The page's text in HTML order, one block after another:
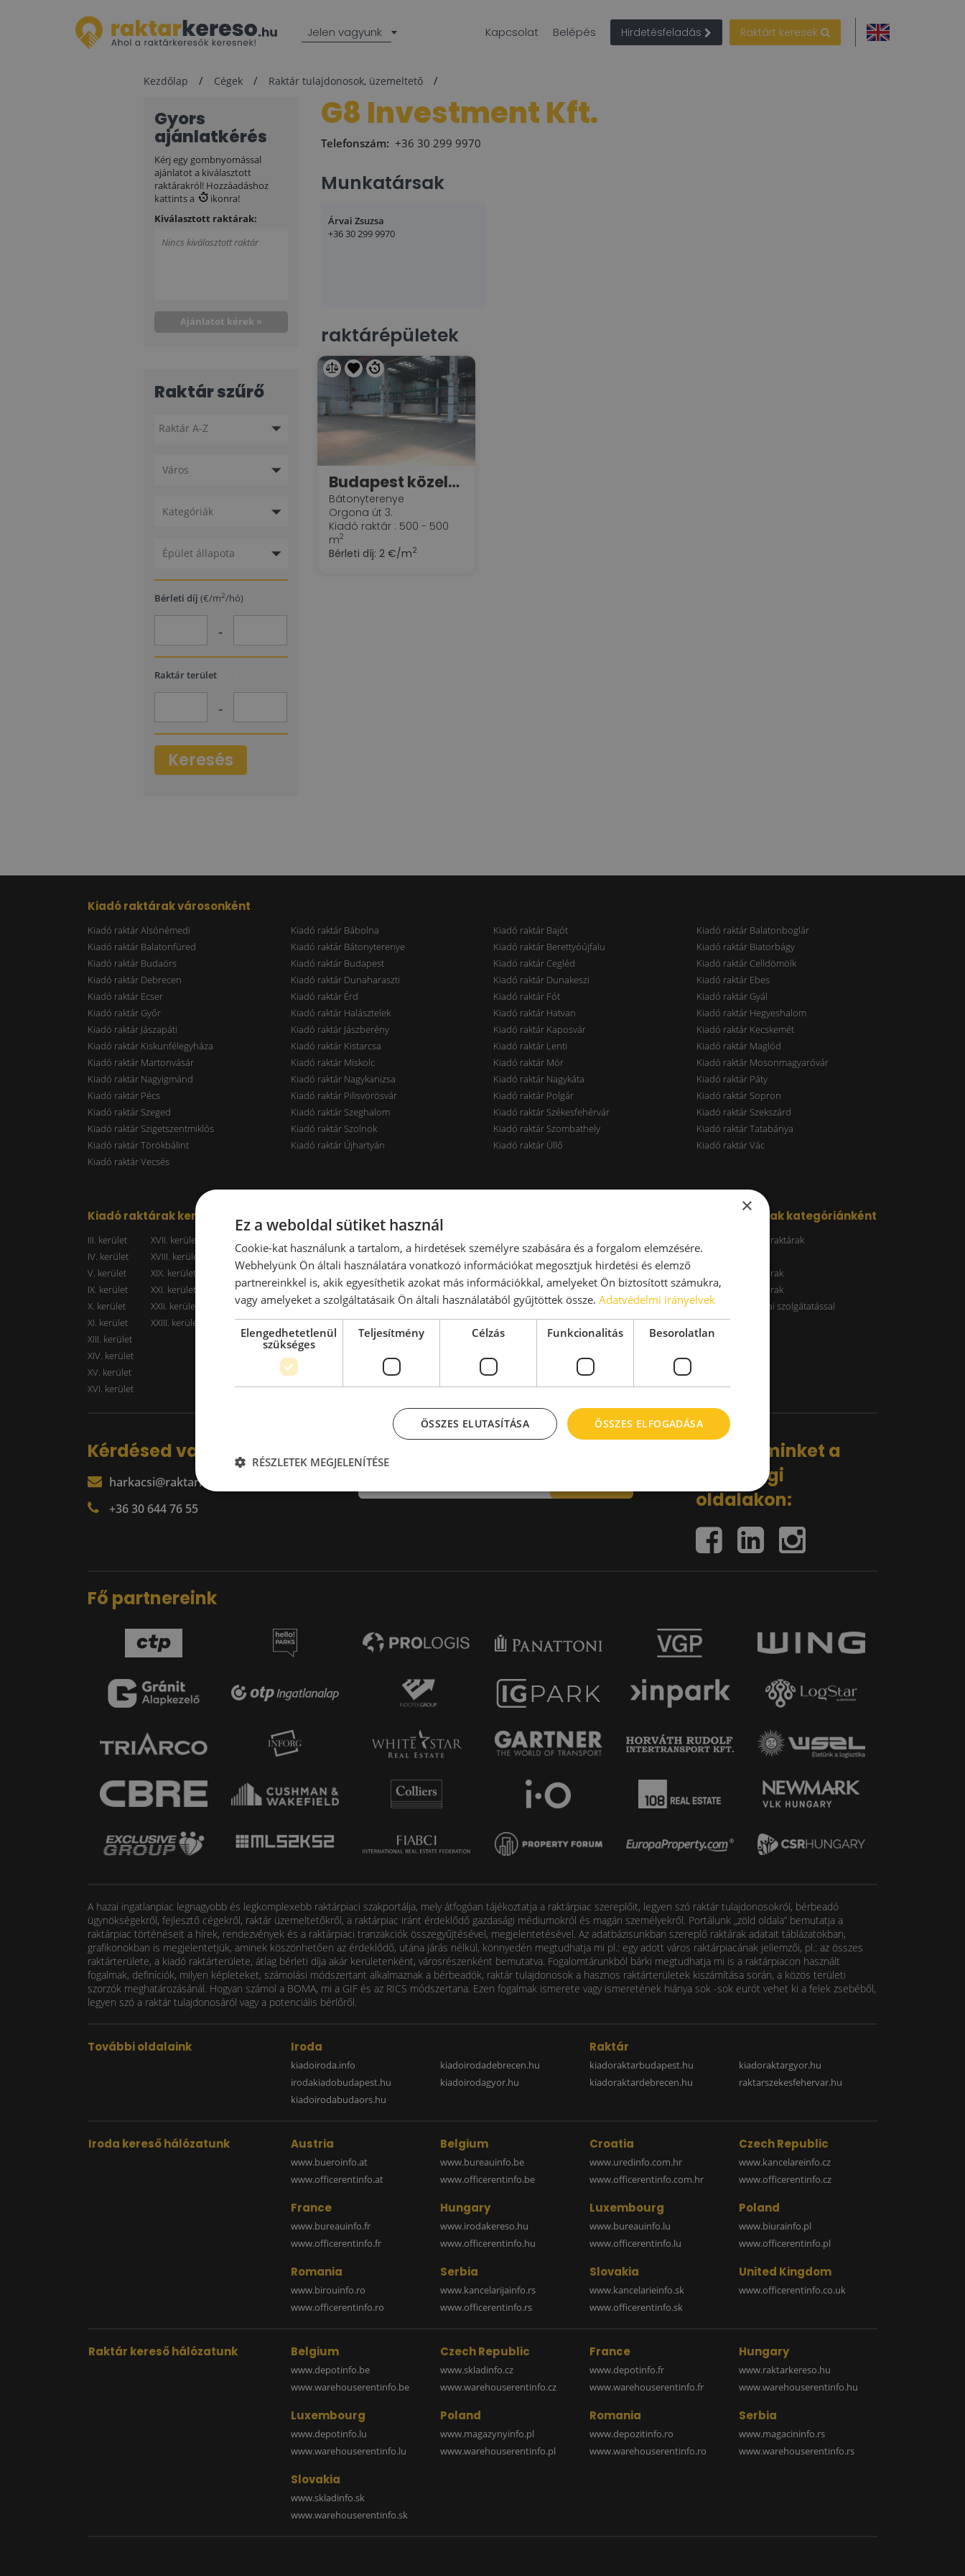
Jelen vagyunk Kapcsolat Belépés Hirdetésfeladás Raktárt keresek
Kezdőlap Cégek Raktár tulajdonosok, üzemeltető
Gyors
ajánlatkérés
Kérj egy gombnyomással
ajánlatot a kiválasztott
raktárakról! Hozzáadáshoz
kattints a
ikonra!
Kiválasztott raktárak:
Nincs kiválasztott raktár
Ajánlatot kérek »
Raktár szűrő
Város
Kategóriák
Épület állapota
Bérleti díj (€/m2/hó)
-
Raktár terület
-
Keresés
G8 Investment Kft.
Telefonszám: +36 30 299 9970
Munkatársak
Árvai Zsuzsa
+36 30 299 9970
raktárépületek
Budapest közelében, ipari területen olcsó raktár kiadó
Bátonyterenye
Orgona út 3.
Kiadó raktár : 500 - 500
m2
Bérleti díj: 2 €/m2
Kiadó raktárak városonként
Kiadó raktár Alsónémedi Kiadó raktár Bábolna Kiadó raktár Bajót
Kiadó raktár Balatonboglár
Kiadó raktár Balatonfüred
Kiadó raktár Bátonyterenye Kiadó raktár Berettyóújfalu
Kiadó raktár Biatorbágy
Kiadó raktár Budaörs
Kiadó raktár Budapest Kiadó raktár Cegléd
Kiadó raktár Celldömölk
Kiadó raktár Debrecen
Kiadó raktár Dunaharaszti Kiadó raktár Dunakeszi
Kiadó raktár Ebes
Kiadó raktár Ecser
Kiadó raktár Érd Kiadó raktár Fót
Kiadó raktár Gyál
Kiadó raktár Győr
Kiadó raktár Halásztelek Kiadó raktár Hatvan
Kiadó raktár Hegyeshalom
Kiadó raktár Jászapáti
Kiadó raktár Jászberény Kiadó raktár Kaposvár
Kiadó raktár Kecskemét
Kiadó raktár Kiskunfélegyháza
Kiadó raktár Kistarcsa Kiadó raktár Lenti
Kiadó raktár Maglód
Kiadó raktár Martonvásár
Kiadó raktár Miskolc Kiadó raktár Mór
Kiadó raktár Mosonmagyaróvár
Kiadó raktár Nagyigmánd
Kiadó raktár Nagykanizsa Kiadó raktár Nagykáta
Kiadó raktár Páty
Kiadó raktár Pécs
Kiadó raktár Pilisvörösvár Kiadó raktár Polgár
Kiadó raktár Sopron
Kiadó raktár Szeged
Kiadó raktár Szeghalom Kiadó raktár Székesfehérvár
Kiadó raktár Szekszárd
Kiadó raktár Szigetszentmiklós
Kiadó raktár Szolnok Kiadó raktár Szombathely
Kiadó raktár Tatabánya
Kiadó raktár Törökbálint
Kiadó raktár Újhartyán Kiadó raktár Üllő
Kiadó raktár Vác
Kiadó raktár Vecsés
Kiadó raktárak kerületenként
III. kerület
IV. kerület
V. kerület
IX. kerület
X. kerület
XI. kerület
XIII. kerület
XIV. kerület
XV. kerület
XVI. kerület
XVII. kerület
XVIII. kerület
XIX. kerület
XXI. kerület
XXII. kerület
XXIII. kerület
Raktárak ár szerint
Kiadó raktár 7-10 EUR
Kiadó raktár 10-14 EUR
Kiadó raktár > 14 EUR
Kiadó raktár 100-300 m2
Kiadó raktár 300-600 m2
Kiadó raktár 600-1000 m2
Kiadó raktár 1000-2000 m2
Kiadó raktár > 2000 m2
Kiadó raktárak kategóriánként
Energiatakarékos raktárak
ESG raktár
A kategóriás raktárak
B kategóriás raktárak
Raktárak logisztikai szolgátatással
Kérdésed van?
harkacsi@raktarkereso.hu
+36 30 644 76 55
Hírlevél
Kövess minket a
közösségi
oldalakon:
Fő partnereink
A hazai ingatlanpiac legnagyobb és legkomplexebb raktárpiaci szakportálja, mely átfogóan tájékoztatja a raktárpiac szereplőit, legyen szó raktár tulajdonosokról, bérbeadó
ügynökségekről, fejlesztő cégekről, raktár üzemeltetőkről, a raktárpiac iránt érdeklődő gazdasági médiumokról és magán személyekről. Portálunk „zöld oldala” bemutatja a
raktárpiac történéseit a hírek, rendezvények és a raktárpiaci tranzakciók összegyűjtésével, megjelentetésével. Az adatbázisunkban szereplő raktárak adatait táblázatokban,
grafikonokban is megjelentetjük, aminek köszönhetően az érdeklődő, utána járás nélkül, könnyedén megtudhatja mi pl.: egy adott város raktárpiacának jellemzői, pl.: az összes
raktárterülete, a kiadó raktárterülete, átlag bérleti díja akár kerületenként, városrészenként bemutatva. Fogalomtárunkból bárki megtudhatja mi is a raktárpiacon használt
fogalmak, definíciók, milyen képleteket, számolási módszertant alkalmaznak a bérbeadók, raktár tulajdonosok a hasznos raktárterületek kiszámítása során, a közös területi
szorzók meghatározásánál. Hogyan számol a BOMA, mi a GIF és az RICS módszertana. Ezen fogalmak ismerete vagy ismeretének hiánya sok -sok eurót vehet ki a felek zsebéből,
legyen szó a raktár tulajdonosáról vagy a potenciális bérlőről.
További oldalaink Iroda
kiadoiroda.info
irodakiadobudapest.hu
kiadoirodabudaors.hu
kiadoirodadebrecen.hu
kiadoirodagyor.hu
Raktár
kiadoraktarbudapest.hu
kiadoraktardebrecen.hu
kiadoraktargyor.hu
raktarszekesfehervar.hu
Iroda kereső hálózatunk Austria
www.bueroinfo.at
www.officerentinfo.at
Belgium
www.bureauinfo.be
www.officerentinfo.be
Croatia
www.uredinfo.com.hr
www.officerentinfo.com.hr
Czech Republic
www.kancelareinfo.cz
www.officerentinfo.cz
France
www.bureauinfo.fr
www.officerentinfo.fr
Hungary
www.irodakereso.hu
www.officerentinfo.hu
Luxembourg
www.bureauinfo.lu
www.officerentinfo.lu
Poland
www.biurainfo.pl
www.officerentinfo.pl
Romania
www.birouinfo.ro
www.officerentinfo.ro
Serbia
www.kancelarijainfo.rs
www.officerentinfo.rs
Slovakia
www.kancelarieinfo.sk
www.officerentinfo.sk
United Kingdom
www.officerentinfo.co.uk
Raktár kereső hálózatunk Belgium
www.depotinfo.be
www.warehouserentinfo.be
Czech Republic
www.skladinfo.cz
www.warehouserentinfo.cz
France
www.depotinfo.fr
www.warehouserentinfo.fr
Hungary
www.raktarkereso.hu
www.warehouserentinfo.hu
Luxembourg
www.depotinfo.lu
www.warehouserentinfo.lu
Poland
www.magazynyinfo.pl
www.warehouserentinfo.pl
Romania
www.depozitinfo.ro
www.warehouserentinfo.ro
Serbia
www.magacininfo.rs
www.warehouserentinfo.rs
Slovakia
www.skladinfo.sk
www.warehouserentinfo.sk
×
Ez a weboldal sütiket használ
Cookie-kat használunk a tartalom, a hirdetések személyre szabására és a forgalom elemzésére.
Webhelyünk Ön általi használatára vonatkozó információkat megosztjuk hirdetési és elemző
partnereinkkel is, akik egyesíthetik azokat más információkkal, amelyeket Ön biztosított számukra,
vagy amelyeket a szolgáltatásaik Ön általi használatából gyűjtöttek össze. Adatvédelmi irányelvek
Elengedhetetlenül
szükséges
Teljesítmény Célzás Funkcionalitás Besorolatlan
ÖSSZES ELFOGADÁSA
ÖSSZES ELUTASÍTÁSA
RÉSZLETEK MEGJELENÍTÉSE